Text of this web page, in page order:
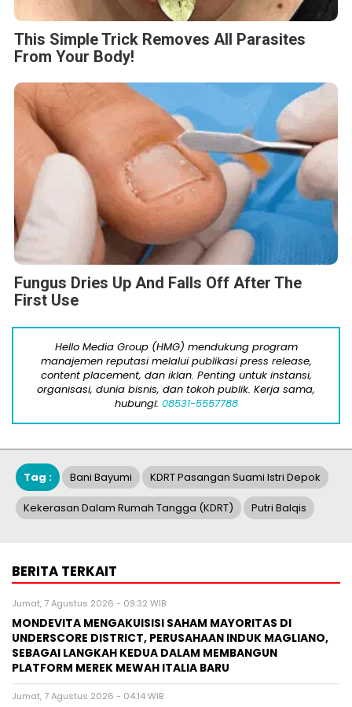
This Simple Trick Removes All Parasites
From Your Body!
Fungus Dries Up And Falls Off After The
First Use
Hello Media Group (HMG) mendukung program
manajemen reputasi melalui publikasi press release,
content placement, dan iklan. Penting untuk instansi,
organisasi, dunia bisnis, dan tokoh publik. Kerja sama,
hubungi: 08531-5557788
Tag : Bani Bayumi KDRT Pasangan Suami Istri Depok
Kekerasan Dalam Rumah Tangga (KDRT) Putri Balqis
BERITA TERKAIT
Jumat, 7 Agustus 2026 - 09:32 WIB
MONDEVITA MENGAKUISISI SAHAM MAYORITAS DI
UNDERSCORE DISTRICT, PERUSAHAAN INDUK MAGLIANO,
SEBAGAI LANGKAH KEDUA DALAM MEMBANGUN
PLATFORM MEREK MEWAH ITALIA BARU
Jumat, 7 Agustus 2026 - 04:14 WIB